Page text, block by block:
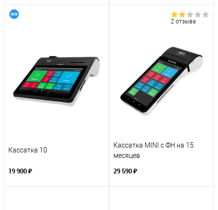
Кассатка 10
19 900 ₽
2 отзыва
Кассатка MINI с ФН на 15
месяцев
29 590 ₽